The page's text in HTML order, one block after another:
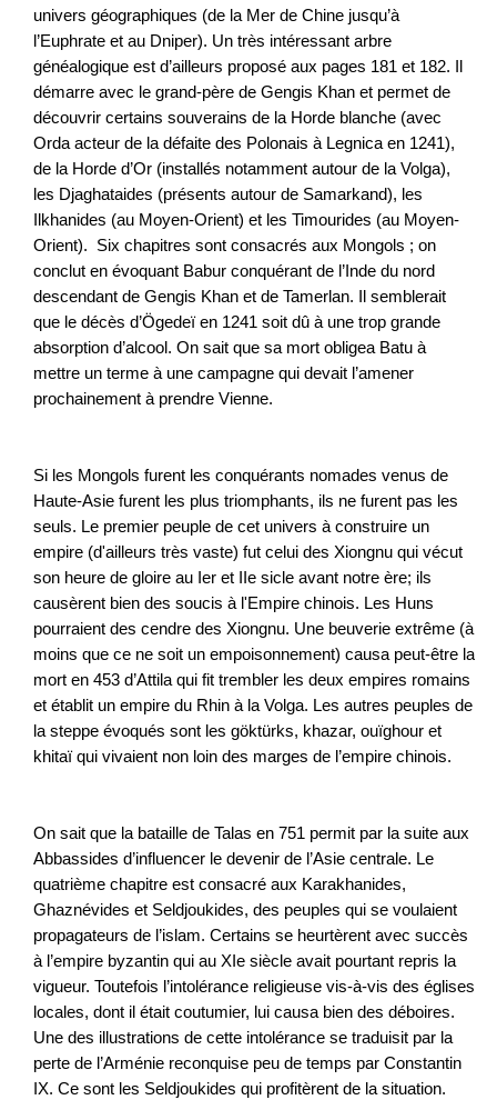
univers géographiques (de la Mer de Chine jusqu’à
l’Euphrate et au Dniper). Un très intéressant arbre
généalogique est d’ailleurs proposé aux pages 181 et 182. Il
démarre avec le grand-père de Gengis Khan et permet de
découvrir certains souverains de la Horde blanche (avec
Orda acteur de la défaite des Polonais à Legnica en 1241),
de la Horde d’Or (installés notamment autour de la Volga),
les Djaghataides (présents autour de Samarkand), les
Ilkhanides (au Moyen-Orient) et les Timourides (au Moyen-
Orient). Six chapitres sont consacrés aux Mongols ; on
conclut en évoquant Babur conquérant de l’Inde du nord
descendant de Gengis Khan et de Tamerlan. Il semblerait
que le décès d’Ögedeï en 1241 soit dû à une trop grande
absorption d’alcool. On sait que sa mort obligea Batu à
mettre un terme à une campagne qui devait l’amener
prochainement à prendre Vienne.
Si les Mongols furent les conquérants nomades venus de
Haute-Asie furent les plus triomphants, ils ne furent pas les
seuls. Le premier peuple de cet univers à construire un
empire (d'ailleurs très vaste) fut celui des Xiongnu qui vécut
son heure de gloire au Ier et IIe sicle avant notre ère; ils
causèrent bien des soucis à l'Empire chinois. Les Huns
pourraient des cendre des Xiongnu. Une beuverie extrême (à
moins que ce ne soit un empoisonnement) causa peut-être la
mort en 453 d’Attila qui fit trembler les deux empires romains
et établit un empire du Rhin à la Volga. Les autres peuples de
la steppe évoqués sont les göktürks, khazar, ouïghour et
khitaï qui vivaient non loin des marges de l’empire chinois.
On sait que la bataille de Talas en 751 permit par la suite aux
Abbassides d’influencer le devenir de l’Asie centrale. Le
quatrième chapitre est consacré aux Karakhanides,
Ghaznévides et Seldjoukides, des peuples qui se voulaient
propagateurs de l’islam. Certains se heurtèrent avec succès
à l’empire byzantin qui au XIe siècle avait pourtant repris la
vigueur. Toutefois l’intolérance religieuse vis-à-vis des églises
locales, dont il était coutumier, lui causa bien des déboires.
Une des illustrations de cette intolérance se traduisit par la
perte de l’Arménie reconquise peu de temps par Constantin
IX. Ce sont les Seldjoukides qui profitèrent de la situation.